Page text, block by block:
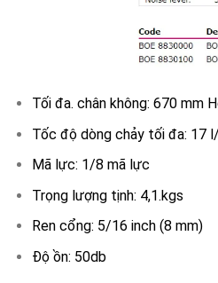
Tối đa. chân không: 670 mm
Tốc độ dòng chảy tối đa: 17
Mã lực: 1/8 mã lực
Trọng lượng tịnh: 4,1.kgs
Ren cổng: 5/16 inch (8 mm)
Độ ồn: 50db